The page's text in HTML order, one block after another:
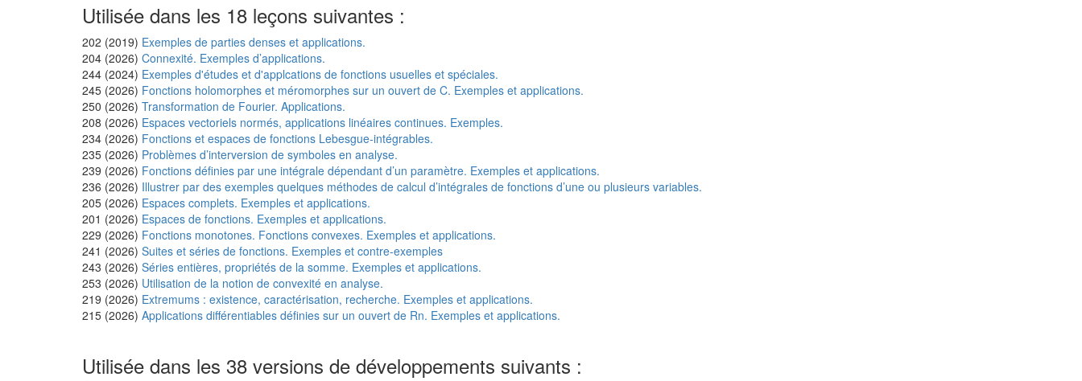
Utilisée dans les 18 leçons suivantes :
202 (2019) Exemples de parties denses et applications.
204 (2026) Connexité. Exemples d’applications.
244 (2024) Exemples d'études et d'applcations de fonctions usuelles et spéciales.
245 (2026) Fonctions holomorphes et méromorphes sur un ouvert de C. Exemples et applications.
250 (2026) Transformation de Fourier. Applications.
208 (2026) Espaces vectoriels normés, applications linéaires continues. Exemples.
234 (2026) Fonctions et espaces de fonctions Lebesgue-intégrables.
235 (2026) Problèmes d’interversion de symboles en analyse.
239 (2026) Fonctions définies par une intégrale dépendant d’un paramètre. Exemples et applications.
236 (2026) Illustrer par des exemples quelques méthodes de calcul d’intégrales de fonctions d’une ou plusieurs variables.
205 (2026) Espaces complets. Exemples et applications.
201 (2026) Espaces de fonctions. Exemples et applications.
229 (2026) Fonctions monotones. Fonctions convexes. Exemples et applications.
241 (2026) Suites et séries de fonctions. Exemples et contre-exemples
243 (2026) Séries entières, propriétés de la somme. Exemples et applications.
253 (2026) Utilisation de la notion de convexité en analyse.
219 (2026) Extremums : existence, caractérisation, recherche. Exemples et applications.
215 (2026) Applications différentiables définies sur un ouvert de Rn. Exemples et applications.
Utilisée dans les 38 versions de développements suivants :